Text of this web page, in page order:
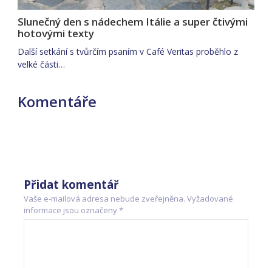
Slunečný den s nádechem Itálie a super čtivými
hotovými texty
Další setkání s tvůrčím psaním v Café Veritas proběhlo z
velké části…
Komentáře
Přidat komentář
Vaše e-mailová adresa nebude zveřejněna. Vyžadované
informace jsou označeny*